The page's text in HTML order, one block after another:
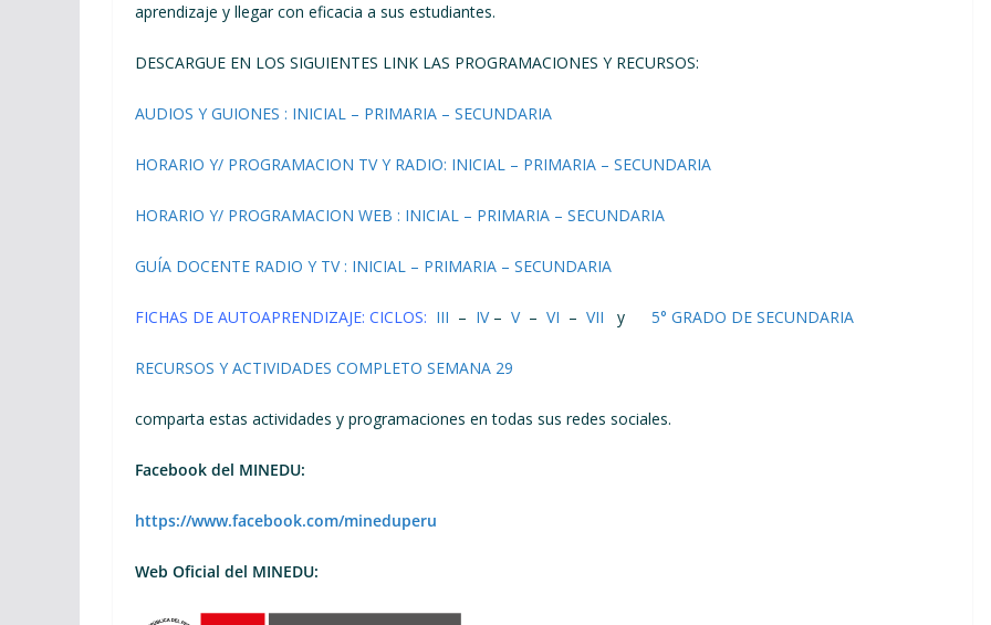
aprendizaje y llegar con eficacia a sus estudiantes.
DESCARGUE EN LOS SIGUIENTES LINK LAS PROGRAMACIONES Y RECURSOS:
AUDIOS Y GUIONES : INICIAL – PRIMARIA – SECUNDARIA
HORARIO Y/ PROGRAMACION TV Y RADIO: INICIAL – PRIMARIA – SECUNDARIA
HORARIO Y/ PROGRAMACION WEB : INICIAL – PRIMARIA – SECUNDARIA
GUÍA DOCENTE RADIO Y TV : INICIAL – PRIMARIA – SECUNDARIA
FICHAS DE AUTOAPRENDIZAJE: CICLOS: III – IV– V– VI – VII y 5° GRADO DE SECUNDARIA
RECURSOS Y ACTIVIDADES COMPLETO SEMANA 29
comparta estas actividades y programaciones en todas sus redes sociales.
Facebook del MINEDU:
https://www.facebook.com/mineduperu
Web Oficial del MINEDU: